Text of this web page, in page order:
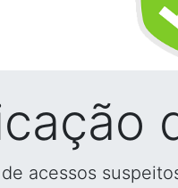
acessos